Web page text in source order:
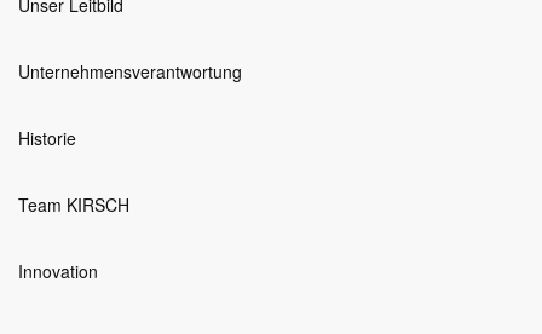
Unser Leitbild
Unternehmensverantwortung
Historie
Team KIRSCH
Innovation